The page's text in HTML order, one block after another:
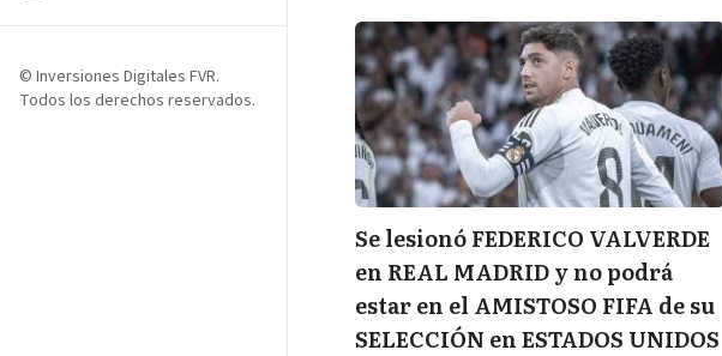
Se lesionó FEDERICO VALVERDE
en REAL MADRID y no podrá
estar en el AMISTOSO FIFA de su
SELECCIÓN en ESTADOS UNIDOS
© Inversiones Digitales FVR.
Todos los derechos reservados.